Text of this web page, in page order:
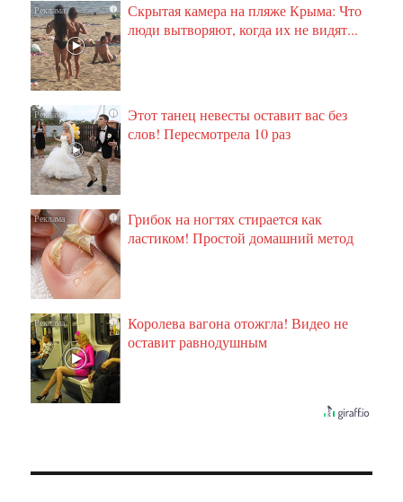
i
Скрытая камера на пляже Крыма: Что
люди вытворяют, когда их не видят...
i
Этот танец невесты оставит вас без
слов! Пересмотрела 10 раз
i
Грибок на ногтях стирается как
ластиком! Простой домашний метод
i
Королева вагона отожгла! Видео не
оставит равнодушным